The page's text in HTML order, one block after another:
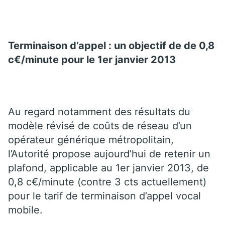
Terminaison d’appel : un objectif de de 0,8
c€/minute pour le 1er janvier 2013
Au regard notamment des résultats du
modèle révisé de coûts de réseau d’un
opérateur générique métropolitain,
l’Autorité propose aujourd’hui de retenir un
plafond, applicable au 1er janvier 2013, de
0,8 c€/minute (contre 3 cts actuellement)
pour le tarif de terminaison d’appel vocal
mobile.